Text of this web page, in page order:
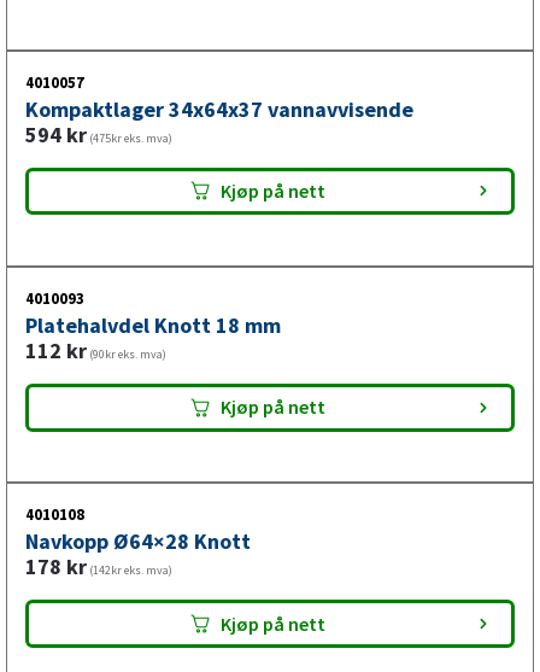
4010057
Kompaktlager 34x64x37 vannavvisende
594 kr (475kr eks. mva)
Kjøp på nett
4010093
Platehalvdel Knott 18 mm
112 kr (90kr eks. mva)
Kjøp på nett
4010108
Navkopp Ø64×28 Knott
178 kr (142kr eks. mva)
Kjøp på nett